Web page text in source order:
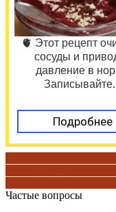
🫀 Этот рецепт
сосуды и
давление в
Подробнее
Частые вопросы